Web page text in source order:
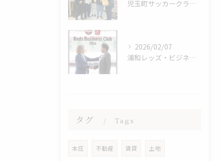
児玉町サッカークラブ・2026年シーズンご挨拶
2026/02/07
浦和レッズ・ビジネスクラブ・会員継続
タグ Tags
本庄 不動産 賃貸 土地